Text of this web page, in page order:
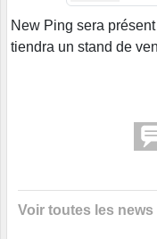
New Ping sera
tiendra un stand de
Voir toutes les news